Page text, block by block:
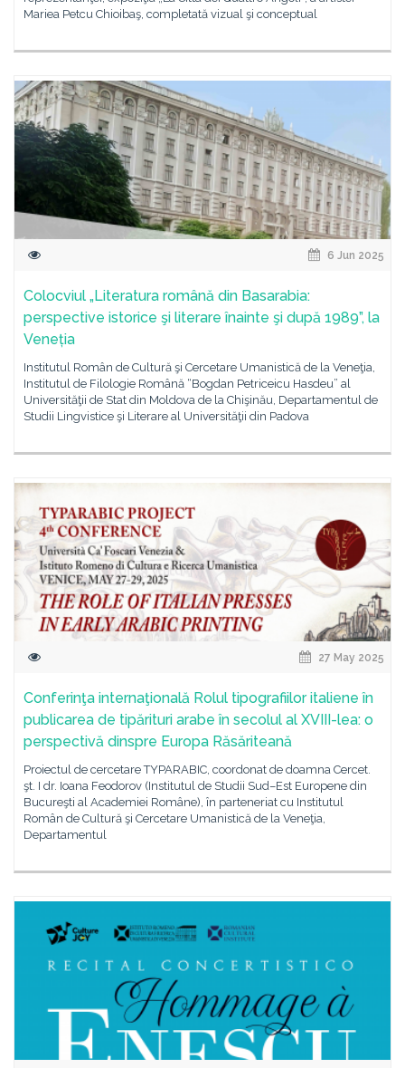
Mariea Petcu Chioibaş, completată vizual şi conceptual
6 Jun 2025
Colocviul „Literatura română din Basarabia:
perspective istorice şi literare înainte şi după 1989”, la
Veneția
Institutul Român de Cultură şi Cercetare Umanistică de la Veneţia,
Institutul de Filologie Română “Bogdan Petriceicu Hasdeu” al
Universităţii de Stat din Moldova de la Chişinău, Departamentul de
Studii Lingvistice şi Literare al Universităţii din Padova
27 May 2025
Conferinţa internaţională Rolul tipografiilor italiene în
publicarea de tipărituri arabe în secolul al XVIII-lea: o
perspectivă dinspre Europa Răsăriteană
Proiectul de cercetare TYPARABIC, coordonat de doamna Cercet.
şt. I dr. Ioana Feodorov (Institutul de Studii Sud–Est Europene din
Bucureşti al Academiei Române), în parteneriat cu Institutul
Român de Cultură şi Cercetare Umanistică de la Veneţia,
Departamentul